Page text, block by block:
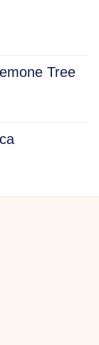
Tree